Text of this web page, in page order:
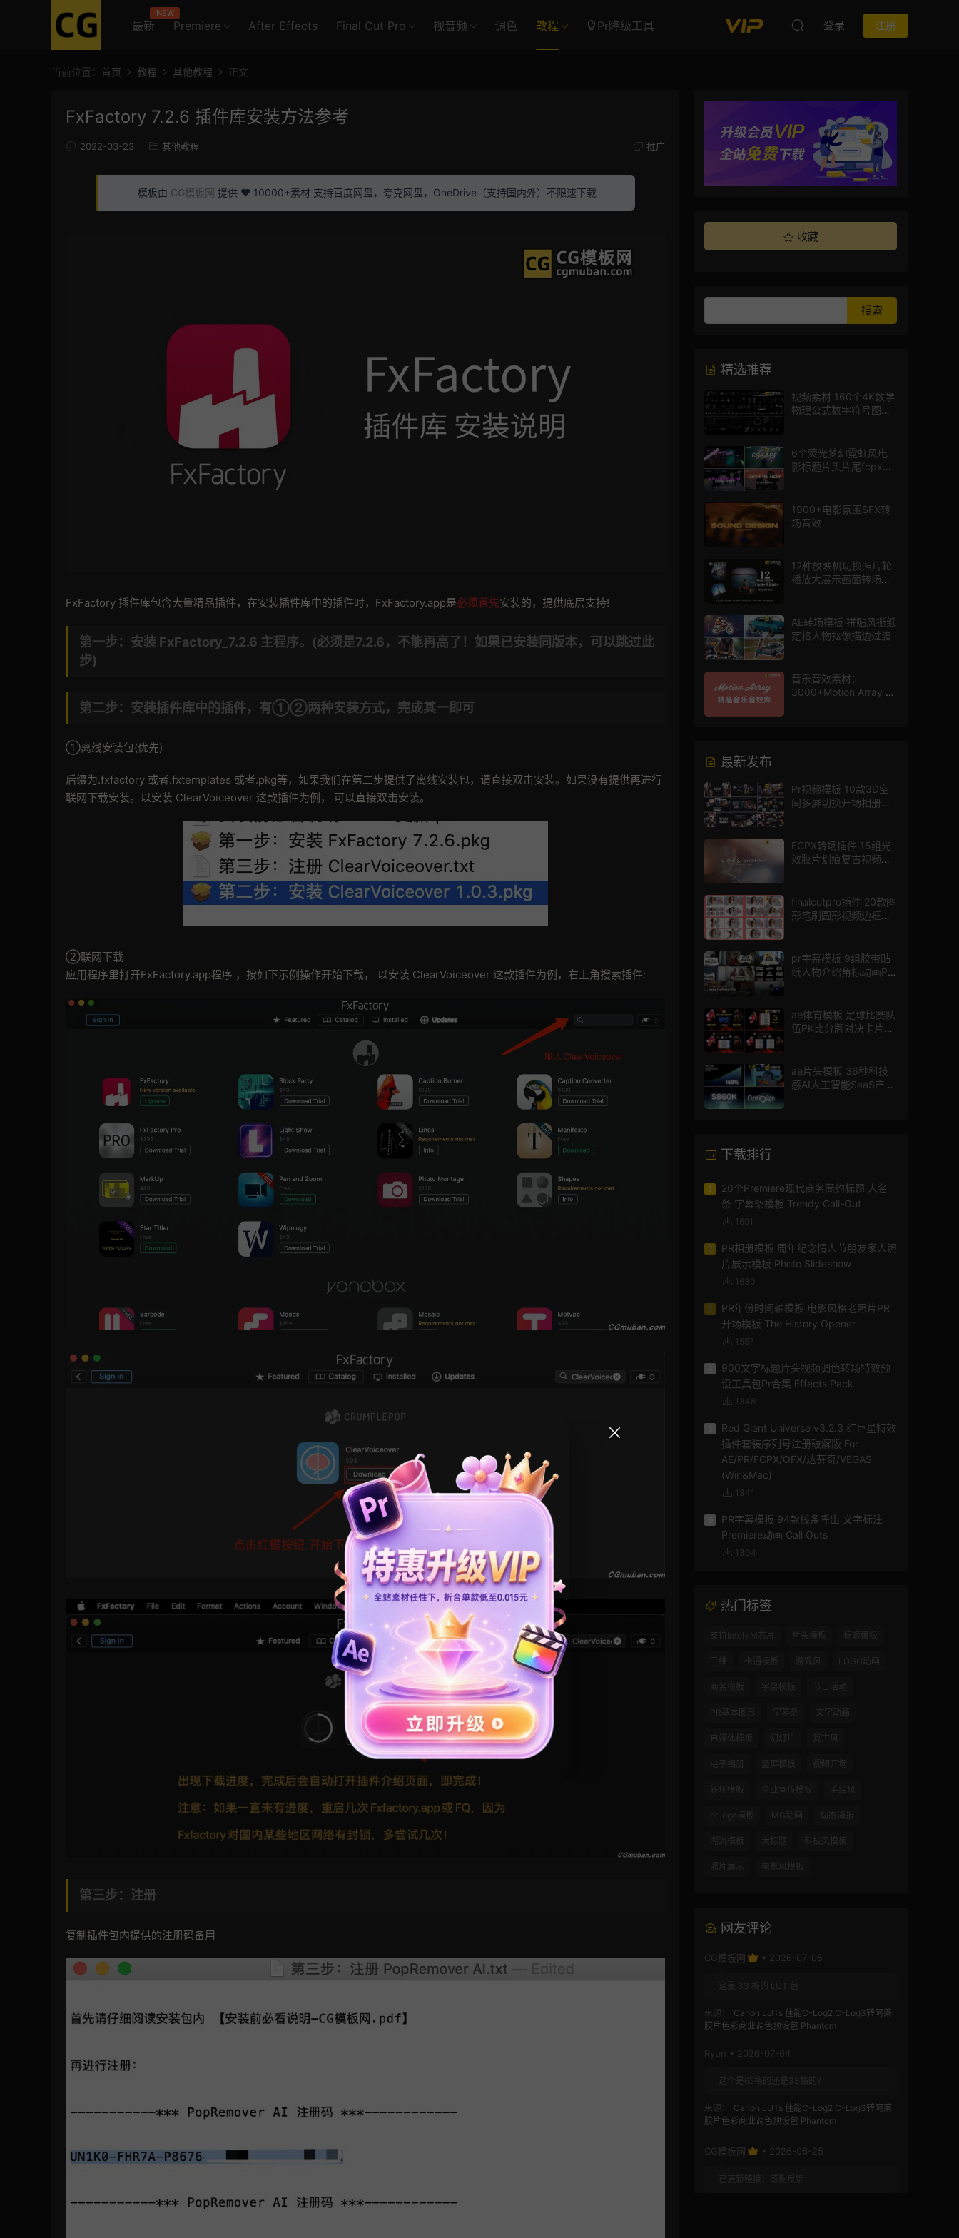
最新
NEW
Premiere After Effects Final Cut Pro 视音频 调色 教程 Pr降级工具 登录 注册
当前位置： 首页 教程 其他教程 正文
FxFactory 7.2.6 插件库安装方法参考
2022-03-23 其他教程 推广
模板由 CG模板网 提供 ❤️ 10000+素材 支持百度网盘，夸克网盘，OneDrive（支持国内外）不限速下载
FxFactory 插件库包含大量精品插件，在安装插件库中的插件时，FxFactory.app是必须首先安装的，提供底层支持!
第一步：安装 FxFactory_7.2.6 主程序。(必须是7.2.6，不能再高了！如果已安装同版本，可以跳过此
步)
第二步：安装插件库中的插件，有①②两种安装方式，完成其一即可
①离线安装包(优先)
后缀为.fxfactory 或者.fxtemplates 或者.pkg等，如果我们在第二步提供了离线安装包，请直接双击安装。如果没有提供再进行
联网下载安装。以安装 ClearVoiceover 这款插件为例， 可以直接双击安装。
②联网下载
应用程序里打开FxFactory.app程序 ，按如下示例操作开始下载， 以安装 ClearVoiceover 这款插件为例，右上⻆搜索插件:
第三步：注册
复制插件包内提供的注册码备用
收藏
精选推荐
视频素材 160个4K数学
物理公式数字符号图标
6个荧光梦幻霓虹风电
影标题片头片尾fcpx插
1900+电影氛围SFX转
场音效
12种放映机切换照片轮
播放大展示画面转场动
AE转场模板 拼贴风撕纸
定格人物抠像描边过渡
音乐音效素材：
3000+Motion Array 影
最新发布
Pr视频模板 10款3D空
间多屏切换开场相册视
FCPX转场插件 15组光
效胶片划痕复古视频过
finalcutpro插件 20款图
形笔刷圆形视频边框遮
pr字幕模板 9组胶带贴
纸人物介绍角标动画PR
ae体育模板 足球比赛队
伍PK比分牌对决卡片球
ae片头模板 36秒科技
感AI人工智能SaaS产品
下载排行
1
20个Premiere现代商务简约标题 人名
条 字幕条模板 Trendy Call-Out
1691
2
PR相册模板 周年纪念情人节朋友家人照
片展示模板 Photo Slideshow
1630
3
PR年份时间轴模板 电影风格老照片PR
开场模板 The History Opener
1557
900文字标题片头视频调色转场特效预
设工具包Pr合集 Effects Pack
1348
Red Giant Universe v3.2.3 红巨星特效
插件套装序列号注册破解版 For
AE/PR/FCPX/OFX/达芬奇/VEGAS
(Win&Mac)
1341
PR字幕模板 94款线条呼出 文字标注
Premiere动画 Call Outs
1304
热门标签
支持Intel+M芯片 片头模板 标题模板
三维 卡通模板 游戏风 LOGO动画
商务模板 字幕模板 节日活动
PR基本图形 字幕条 文字动画
自媒体模板 幻灯片 复古风
电子相册 竖屏模板 视频开场
转场模板 企业宣传模板 手绘风
pr logo模板 MG动画 动态海报
潮流模板 大标题 科技风模板
照片展示 电影风模板
网友评论
CG模板网 • 2026-07-05
这是 33 格的 LUT 包
来源：
Canon LUTs 佳能C-Log2 C-Log3转阿莱
胶片色彩商业调色预设包 Phantom
Ryun • 2026-07-04
这个是65格的还是33格的？
来源：
Canon LUTs 佳能C-Log2 C-Log3转阿莱
胶片色彩商业调色预设包 Phantom
CG模板网 • 2026-06-25
已更新链接，感谢反馈